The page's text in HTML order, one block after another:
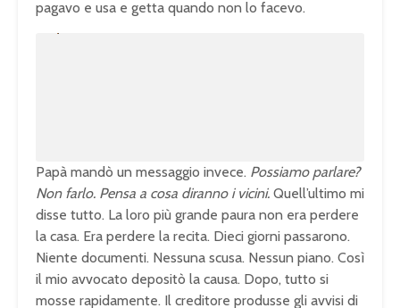
pagavo e usa e getta quando non lo facevo.
Papà mandò un messaggio invece. Possiamo parlare?
Non farlo. Pensa a cosa diranno i vicini. Quell’ultimo mi
disse tutto. La loro più grande paura non era perdere
la casa. Era perdere la recita. Dieci giorni passarono.
Niente documenti. Nessuna scusa. Nessun piano. Così
il mio avvocato depositò la causa. Dopo, tutto si
mosse rapidamente. Il creditore produsse gli avvisi di